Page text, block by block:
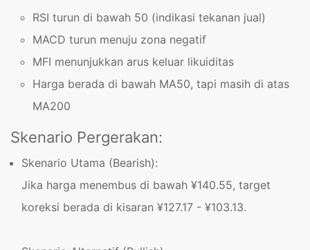
RSI turun di bawah 50 (indikasi tekanan jual)
MACD turun menuju zona negatif
MFI menunjukkan arus keluar likuiditas
Harga berada di bawah MA50, tapi masih di atas
MA200
Skenario Pergerakan:
Skenario Utama (Bearish):
Jika harga menembus di bawah ¥140.55, target
koreksi berada di kisaran ¥127.17 - ¥103.13.